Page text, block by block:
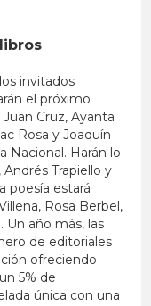
invitados
el próximo
Cruz, Ayanta
Rosa y Joaquín
Nacional. Harán lo
Trapiello y
poesía estará
Rosa Berbel,
Un año más, las
de editoriales
ofreciendo
5% de
única con una